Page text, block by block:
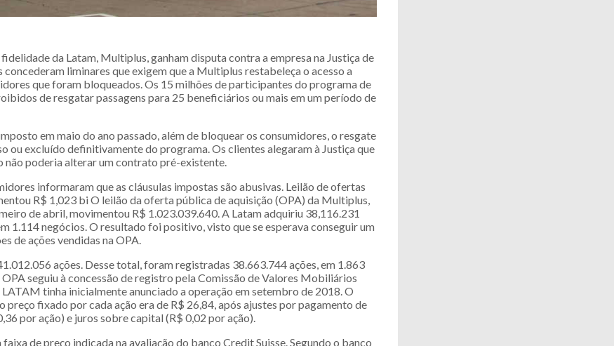
da Latam, Multiplus, ganham disputa contra a empresa na Justiça de
concederam liminares que exigem que a Multiplus restabeleça o acesso a
que foram bloqueados. Os 15 milhões de participantes do programa de
de resgatar passagens para 25 beneficiários ou mais em um período de
em maio do ano passado, além de bloquear os consumidores, o resgate
ou excluído definitivamente do programa. Os clientes alegaram à Justiça que
não poderia alterar um contrato pré-existente.
informaram que as cláusulas impostas são abusivas. Leilão de ofertas
R$ 1,023 bi O leilão da oferta pública de aquisição (OPA) da Multiplus,
de abril, movimentou R$ 1.023.039.640. A Latam adquiriu 38,116.231
1.114 negócios. O resultado foi positivo, visto que se esperava conseguir um
de ações vendidas na OPA.
ações. Desse total, foram registradas 38.663.744 ações, em 1.863
seguiu à concessão de registro pela Comissão de Valores Mobiliários
tinha inicialmente anunciado a operação em setembro de 2018. O
preço fixado por cada ação era de R$ 26,84, após ajustes por pagamento de
por ação) e juros sobre capital (R$ 0,02 por ação).
de preço indicada na avaliação do banco Credit Suisse. Segundo o banco